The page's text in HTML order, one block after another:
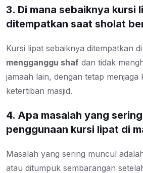
3. Di mana sebaiknya kursi
ditempatkan saat sholat
Kursi lipat sebaiknya ditempatkan
mengganggu shaf dan tidak
jamaah lain, dengan tetap menjaga
ketertiban masjid.
4. Apa masalah yang
penggunaan kursi lipat di
Masalah yang sering muncul
atau ditumpuk sembarangan